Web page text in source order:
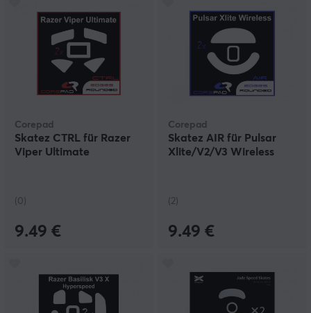
Corepad
Skatez CTRL für Razer
Viper Ultimate
(0)
9.49 €
Corepad
Skatez AIR für Pulsar
Xlite/V2/V3 Wireless
(2)
9.49 €